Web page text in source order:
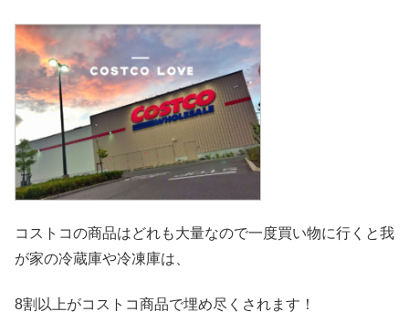
コストコの商品はどれも大量なので一度買い物に行くと我
が家の冷蔵庫や冷凍庫は、
8割以上がコストコ商品で埋め尽くされます！